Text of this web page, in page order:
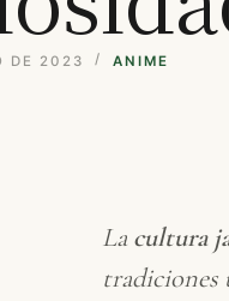
DE 2023 ANIME
La cultura
tradiciones